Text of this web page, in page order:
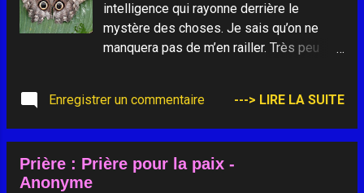
intelligence qui rayonne derrière le
mystère des choses. Je sais qu’on ne
manquera pas de m’en railler. Très peu
n’y crois pas : je le vois.
Enregistrer un commentaire ---> LIRE LA SUITE
Prière : Prière pour la paix -
Anonyme